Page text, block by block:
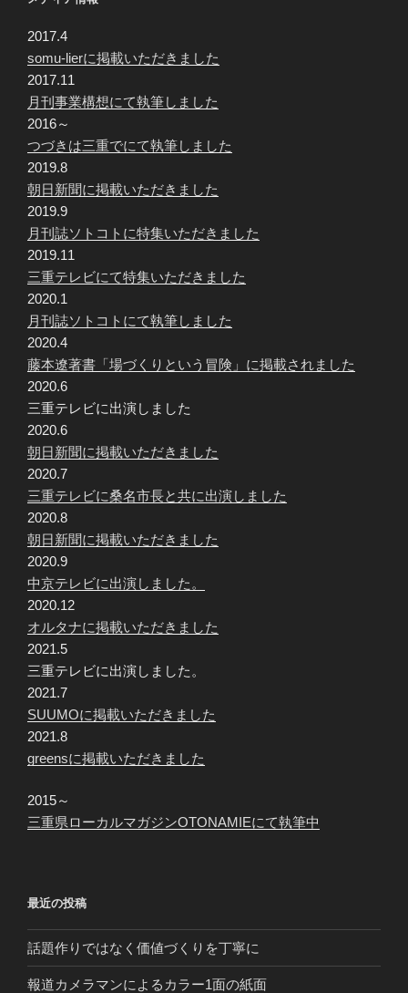
2017.4
somu-lierに掲載いただきました
2017.11
月刊事業構想にて執筆しました
2016～
つづきは三重でにて執筆しました
2019.8
朝日新聞に掲載いただきました
2019.9
月刊誌ソトコトに特集いただきました
2019.11
三重テレビにて特集いただきました
2020.1
月刊誌ソトコトにて執筆しました
2020.4
藤本遼著書「場づくりという冒険」に掲載されました
2020.6
三重テレビに出演しました
2020.6
朝日新聞に掲載いただきました
2020.7
三重テレビに桑名市長と共に出演しました
2020.8
朝日新聞に掲載いただきました
2020.9
中京テレビに出演しました。
2020.12
オルタナに掲載いただきました
2021.5
三重テレビに出演しました。
2021.7
SUUMOに掲載いただきました
2021.8
greensに掲載いただきました
2015～
三重県ローカルマガジンOTONAMIEにて執筆中
最近の投稿
話題作りではなく価値づくりを丁寧に
報道カメラマンによるカラー1面の紙面